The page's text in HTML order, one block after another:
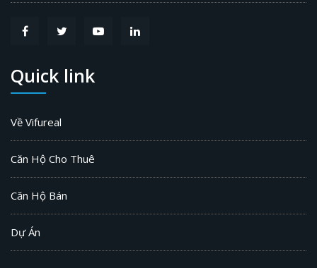
Quick link
Về Vifureal
Căn Hộ Cho Thuê
Căn Hộ Bán
Dự Án